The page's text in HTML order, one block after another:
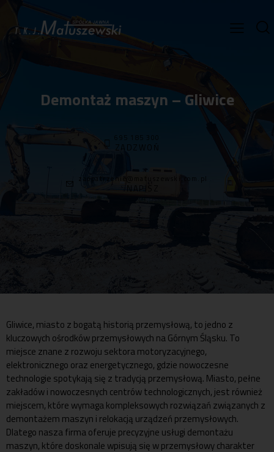
Demontaż maszyn – Gliwice
695 185 300
ZADZWOŃ
zaopatrzenie@matuszewski.com.pl
Gliwice, miasto z bogatą historią przemysłową, to jedno z
kluczowych ośrodków przemysłowych na Górnym Śląsku. To
miejsce znane z rozwoju sektora motoryzacyjnego,
elektronicznego oraz energetycznego, gdzie nowoczesne
technologie spotykają się z tradycją przemysłową. Miasto, pełne
zakładów i nowoczesnych centrów technologicznych, jest również
miejscem, które wymaga kompleksowych rozwiązań związanych z
demontażem maszyn i relokacją urządzeń przemysłowych.
Dlatego nasza firma oferuje precyzyjne usługi demontażu
maszyn, które doskonale wpisują się w przemysłowy charakter